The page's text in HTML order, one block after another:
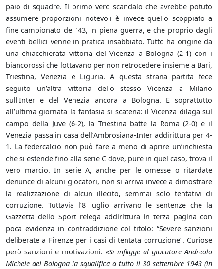
paio di squadre. Il primo vero scandalo che avrebbe potuto
assumere proporzioni notevoli è invece quello scoppiato a
fine campionato del ’43, in piena guerra, e che proprio dagli
eventi bellici venne in pratica insabbiato. Tutto ha origine da
una chiacchierata vittoria del Vicenza a Bologna (2-1) con i
biancorossi che lottavano per non retrocedere insieme a Bari,
Triestina, Venezia e Liguria. A questa strana partita fece
seguito un’altra vittoria dello stesso Vicenza a Milano
sull’Inter e del Venezia ancora a Bologna. E soprattutto
all’ultima giornata la fantasia si scatena: il Vicenza dilaga sul
campo della Juve (6-2), la Triestina batte la Roma (2-0) e il
Venezia passa in casa dell’Ambrosiana-Inter addirittura per 4-
1. La federcalcio non può fare a meno di aprire un’inchiesta
che si estende fino alla serie C dove, pure in quel caso, trova il
vero marcio. In serie A, anche per le omesse o ritardate
denunce di alcuni giocatori, non si arriva invece a dimostrare
la realizzazione di alcun illecito, semmai solo tentativi di
corruzione. Tuttavia l’8 luglio arrivano le sentenze che la
Gazzetta dello Sport relega addirittura in terza pagina con
poca evidenza in contraddizione col titolo: “Severe sanzioni
deliberate a Firenze per i casi di tentata corruzione“. Curiose
però sanzioni e motivazioni: «Si infligge al giocatore Andreolo
Michele del Bologna la squalifica a tutto il 30 settembre 1943 (in